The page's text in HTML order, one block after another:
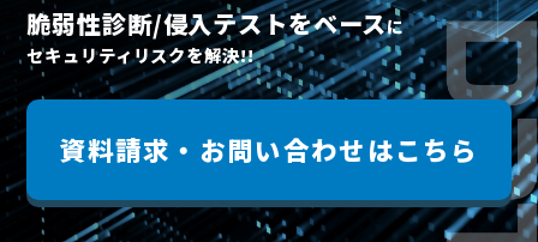
脆弱性診断/侵入テストをベースに
セキュリティリスクを解決!!
資料請求・お問い合わせはこちら